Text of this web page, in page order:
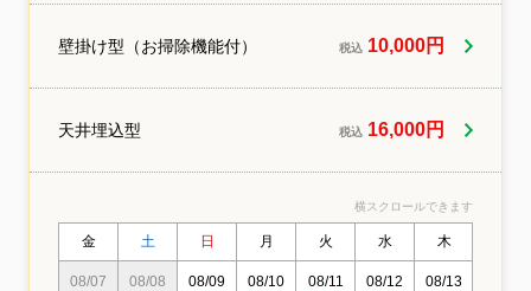
せください熟練のスタッフがお伺い♪しっか
ます。
壁掛け型（お掃除機能付） 税込 10,000円
天井埋込型 税込 16,000円
横スクロールできます
金 土 日 月 火 水 木
08/07
08/08
08/09
08/10
08/11
08/12
08/13